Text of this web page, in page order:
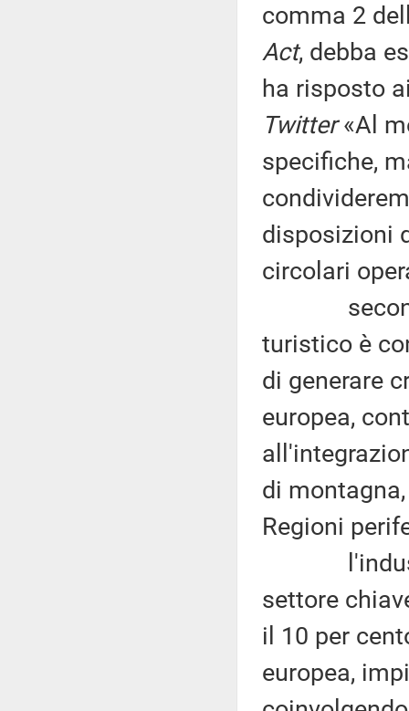
comma 2
Act, debba
ha risposto
Twitter«Al
specifiche,
disposizioni
circolari
secondo
turistico è
di generare
europea,
di
Regioni
l'industria
settore
il 10 per
europea,